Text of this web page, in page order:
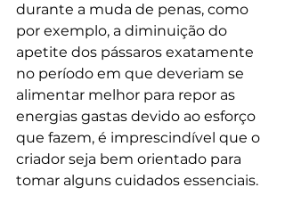
durante a muda de penas, como
por exemplo, a diminuição do
apetite dos pássaros exatamente
no período em que deveriam se
alimentar melhor para repor as
energias gastas devido ao esforço
que fazem, é imprescindível que o
criador seja bem orientado para
tomar alguns cuidados essenciais.